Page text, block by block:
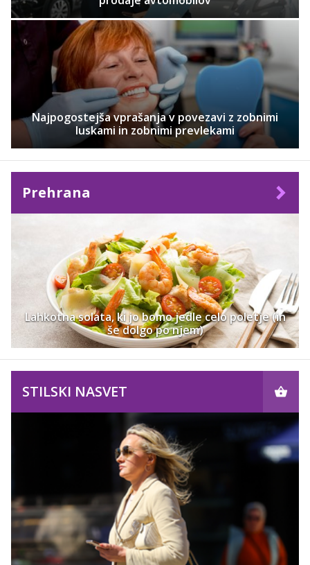
Najpogostejša vprašanja v povezavi z zobnimi
luskami in zobnimi prevlekami
Prehrana
Lahkotna solata, ki jo bomo jedle celo poletje (in
še dolgo po njem)
STILSKI NASVET